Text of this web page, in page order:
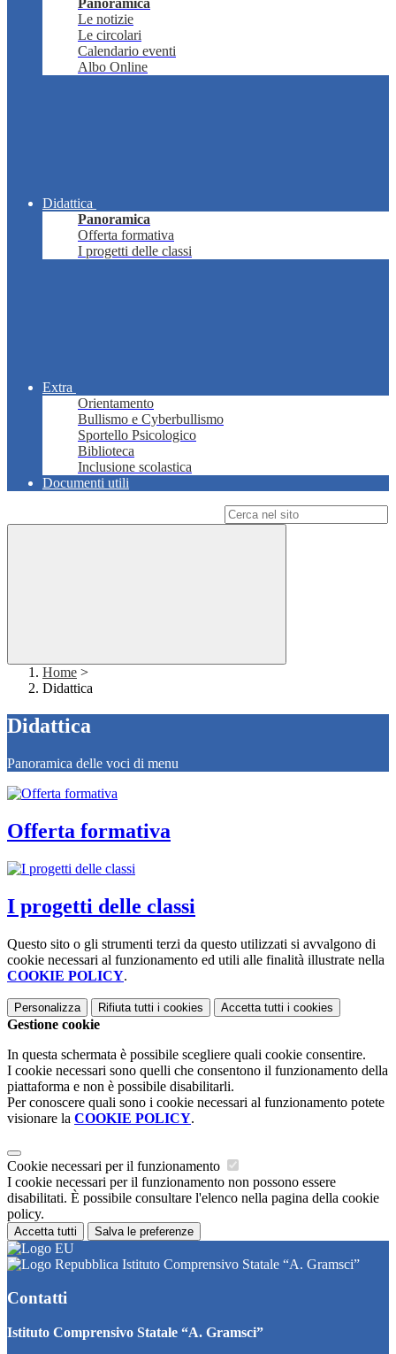
Panoramica
Le notizie
Le circolari
Calendario eventi
Albo Online
Didattica
Panoramica
Offerta formativa
I progetti delle classi
Extra
Orientamento
Bullismo e Cyberbullismo
Sportello Psicologico
Biblioteca
Inclusione scolastica
Documenti utili
Home >
Didattica
Didattica
Panoramica delle voci di menu
Offerta formativa
I progetti delle classi
Questo sito o gli strumenti terzi da questo utilizzati si avvalgono di
cookie necessari al funzionamento ed utili alle finalità illustrate nella
COOKIE POLICY.
Personalizza Rifiuta tutti i cookies Accetta tutti i cookies
Gestione cookie
In questa schermata è possibile scegliere quali cookie consentire.
I cookie necessari sono quelli che consentono il funzionamento della
piattaforma e non è possibile disabilitarli.
Per conoscere quali sono i cookie necessari al funzionamento potete
visionare la COOKIE POLICY.
Cookie necessari per il funzionamento
I cookie necessari per il funzionamento non possono essere
disabilitati. È possibile consultare l'elenco nella pagina della cookie
policy.
Accetta tutti Salva le preferenze
Istituto Comprensivo Statale “A. Gramsci”
Contatti
Istituto Comprensivo Statale “A. Gramsci”